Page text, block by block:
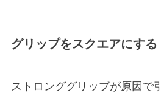
グリップをスクエアにする
ストロンググリップが原因で